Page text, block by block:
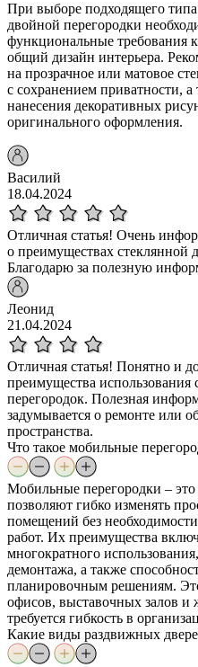
При выборе подходящего типа
двойной перегородки
функциональные требования
общий дизайн интерьера.
на прозрачное или матовое
с сохранением приватности,
нанесения декоративных
оригинального оформления.
Василий
18.04.2024
Отличная статья! Очень
о преимуществах стеклянной
Благодарю за полезную
Леонид
21.04.2024
Отличная статья! Понятно и
преимущества
перегородок. Полезная
задумывается о ремонте или
пространства.
Что такое мобильные
Мобильные перегородки –
позволяют гибко изменять
помещений без
работ. Их преимущества
многократного
демонтажа, а также
планировочным решениям.
офисов, выставочных залов и
требуется гибкость в
Какие виды раздвижных